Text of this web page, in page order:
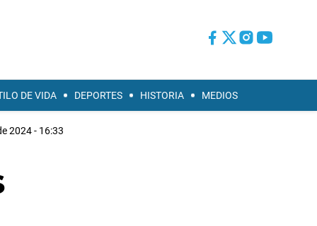
DE VIDA DEPORTES HISTORIA MEDIOS
2024 - 16:33